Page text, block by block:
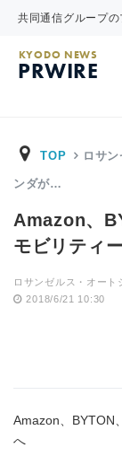
共同通信グループ
KYODO NEWS
PRWIRE
TOP ロサ
ンダが…
Amazon、
モビリティ
ロサンゼルス・オート
2018/6/21 10:30
Amazon、BYTON
へ